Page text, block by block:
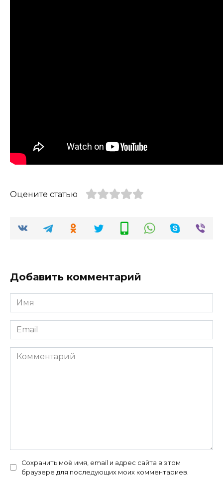
Оцените статью
Добавить комментарий
Имя
*
Email
*
Комментарий
Сохранить моё имя, email и адрес сайта в этом
браузере для последующих моих комментариев.